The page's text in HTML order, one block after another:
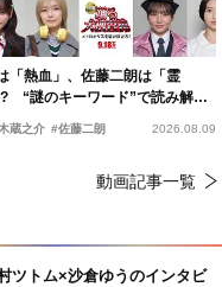
「熱血」、佐藤二朗は「霊
“謎のキーワード”で読み解く
大捜査線 N.E.W.』新メンバー
蔵之介 #佐藤二朗 2026.08.09
動画記事一覧
ツトム×沙倉ゆうのインタビ